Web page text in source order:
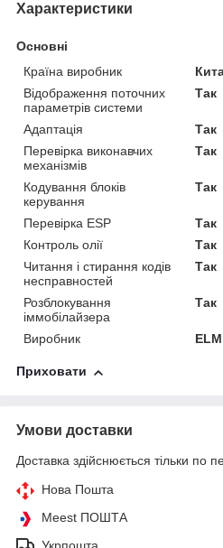
Характеристики
Основні
Країна виробник
Відображення поточних
параметрів системи
Так
Адаптація
Так
Перевірка виконавчих
механізмів
Так
Кодування блоків
керування
Так
Перевірка ESP
Так
Контроль олії
Так
Читання і стирання кодів
несправностей
Так
Розблокування
іммобілайзера
Так
Виробник ELM
Приховати
Умови доставки
Доставка здійснюється тільки по
Нова Пошта
Meest ПОШТА